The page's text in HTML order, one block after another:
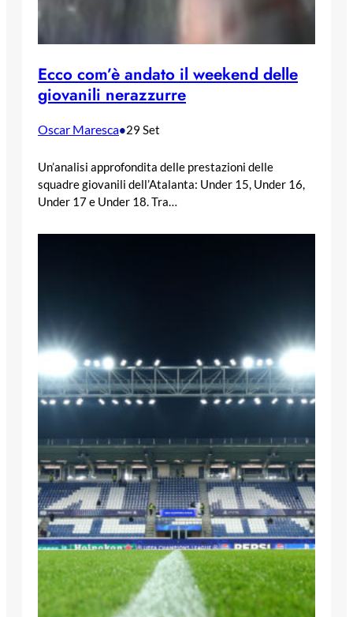
Ecco com’è andato il weekend delle
giovanili nerazzurre
Oscar Maresca•29 Set
Un’analisi approfondita delle prestazioni delle
squadre giovanili dell’Atalanta: Under 15, Under 16,
Under 17 e Under 18. Tra…